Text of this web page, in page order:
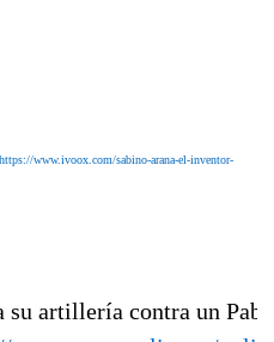
https://www.ivoox.com/sabino-arana-el-inventor-
su artillería contra un